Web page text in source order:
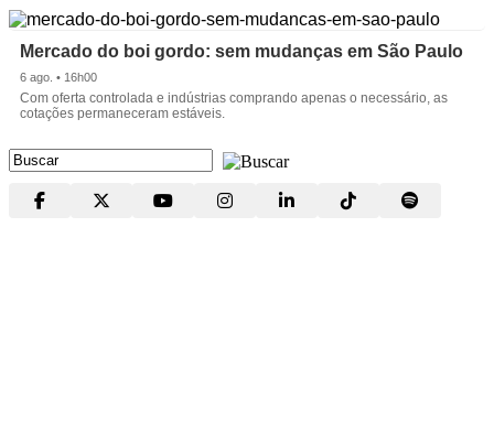
Mercado do boi gordo: sem mudanças em São Paulo
6 ago. • 16h00
Com oferta controlada e indústrias comprando apenas o necessário, as
cotações permaneceram estáveis.